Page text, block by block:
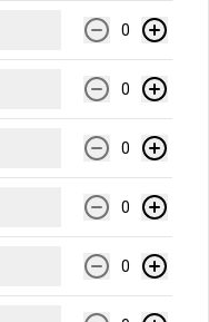
de Chocolate
recién horneada con
0
0
0
0
0